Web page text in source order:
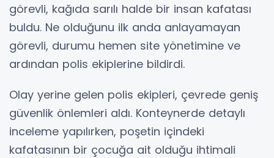
görevli, kağıda sarılı halde bir insan kafatası
buldu. Ne olduğunu ilk anda anlayamayan
görevli, durumu hemen site yönetimine ve
ardından polis ekiplerine bildirdi.
Olay yerine gelen polis ekipleri, çevrede geniş
güvenlik önlemleri aldı. Konteynerde detaylı
inceleme yapılırken, poşetin içindeki
kafatasının bir çocuğa ait olduğu ihtimali